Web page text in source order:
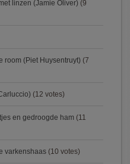
linzen (Jamie Oliver) (9
room (Piet Huysentruyt) (7
(12 votes)
en gedroogde ham (11
varkenshaas (10 votes)